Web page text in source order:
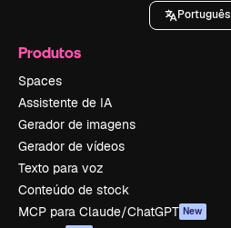
Português
Produtos
Spaces
Assistente de IA
Gerador de imagens
Gerador de vídeos
Texto para voz
Conteúdo de stock
MCP para Claude/ChatGPT New